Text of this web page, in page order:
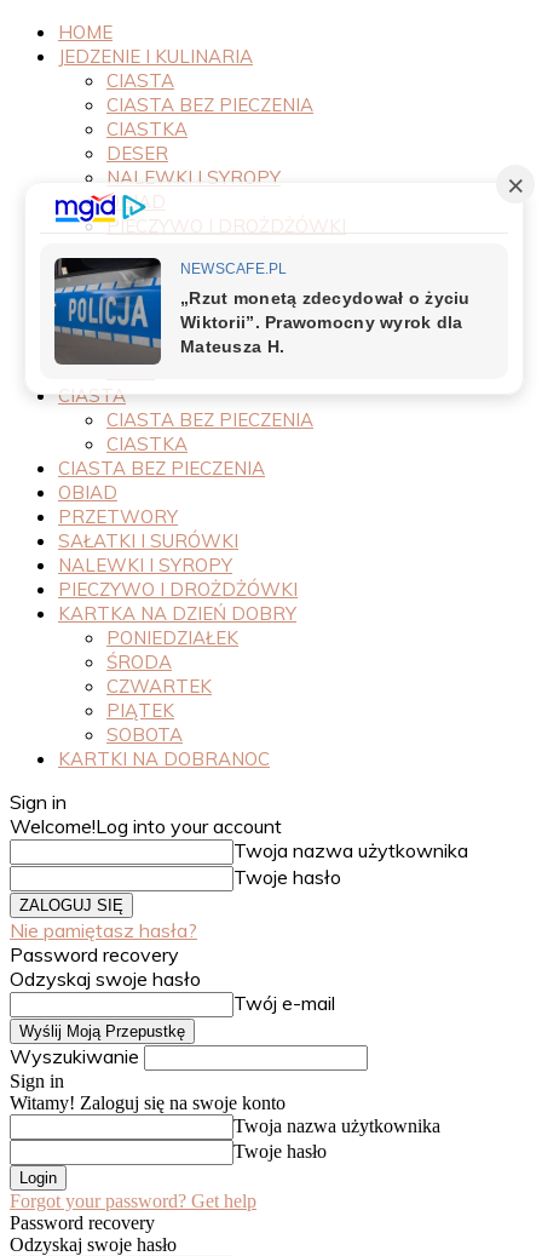
HOME
JEDZENIE I KULINARIA
CIASTA
CIASTA BEZ PIECZENIA
CIASTKA
DESER
NALEWKI I SYROPY
OBIAD
PIECZYWO I DROŻDŻÓWKI
PRZEPISY
PRZETWORY
PRZYSTAWKI
SAŁATKI I SURÓWKI
SOSY
CIASTA
CIASTA BEZ PIECZENIA
CIASTKA
CIASTA BEZ PIECZENIA
OBIAD
PRZETWORY
SAŁATKI I SURÓWKI
NALEWKI I SYROPY
PIECZYWO I DROŻDŻÓWKI
KARTKA NA DZIEŃ DOBRY
PONIEDZIAŁEK
ŚRODA
CZWARTEK
PIĄTEK
SOBOTA
KARTKI NA DOBRANOC
Sign in
Welcome!Log into your account
Twoja nazwa użytkownika
Twoje hasło
Nie pamiętasz hasła?
Password recovery
Odzyskaj swoje hasło
Twój e-mail
Wyszukiwanie
Sign in
Witamy! Zaloguj się na swoje konto
Twoja nazwa użytkownika
Twoje hasło
Forgot your password? Get help
Password recovery
Odzyskaj swoje hasło